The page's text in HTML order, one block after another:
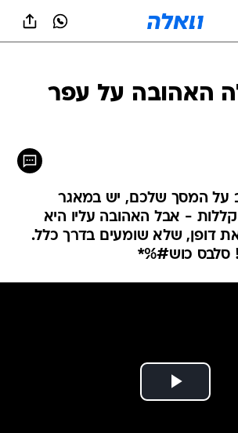
האהובה על עפר
על המסך שלכם, יש במאגר
- אבל האהובה עליו היא
דופן, שלא שומעים בדרך כלל.
סלבס כוש#%*